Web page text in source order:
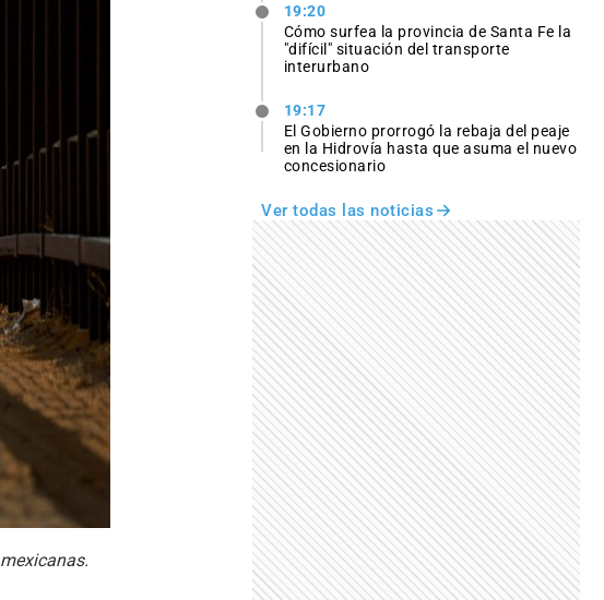
19:20
Cómo surfea la provincia de Santa Fe la
"difícil" situación del transporte
interurbano
19:17
El Gobierno prorrogó la rebaja del peaje
en la Hidrovía hasta que asuma el nuevo
concesionario
Ver todas las noticias